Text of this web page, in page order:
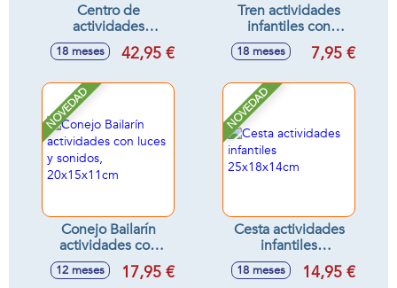
Centro de
actividades
infantiles con luces
y sonidos
18 meses 42,95 €
Tren actividades
infantiles con
sonidos
16'5x8'5x11cm -
18 meses 7,95 €
NOVEDAD
Conejo Bailarín
actividades con
luces y sonidos,
20x15x11cm
12 meses 17,95 €
NOVEDAD
Cesta actividades
infantiles
25x18x14cm
18 meses 14,95 €